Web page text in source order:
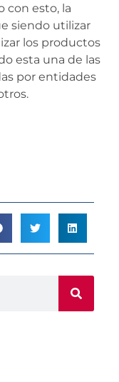
con esto, la
siendo utilizar
los productos
esta una de las
por entidades